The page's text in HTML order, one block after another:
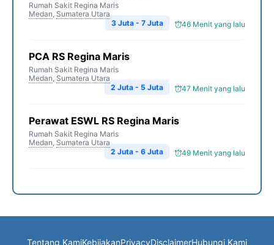
Rumah Sakit Regina Maris
Medan, Sumatera Utara
46 Menit yang lalu
3 Juta - 7 Juta
PCA RS Regina Maris
Rumah Sakit Regina Maris
Medan, Sumatera Utara
47 Menit yang lalu
2 Juta - 5 Juta
Perawat ESWL RS Regina Maris
Rumah Sakit Regina Maris
Medan, Sumatera Utara
49 Menit yang lalu
2 Juta - 6 Juta
Tentang KamiKebijakanPrivacyDisclaimerHubungi Kami